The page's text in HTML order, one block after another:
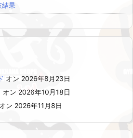
結果
オン 2026年8月23日
オン 2026年10月18日
オン 2026年11月8日